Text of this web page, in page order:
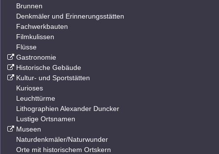
Brunnen
Denkmäler und Erinnerungsstätten
Fachwerkbauten
Filmkulissen
Flüsse
Gastronomie
Historische Gebäude
Kultur- und Sportstätten
Kurioses
Leuchttürme
Lithographien Alexander Duncker
Lustige Ortsnamen
Museen
Naturdenkmäler/Naturwunder
Orte mit historischem Ortskern